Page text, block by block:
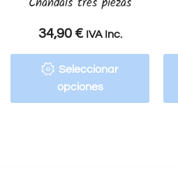
34,90 € IVA Inc.
Seleccionar
opciones